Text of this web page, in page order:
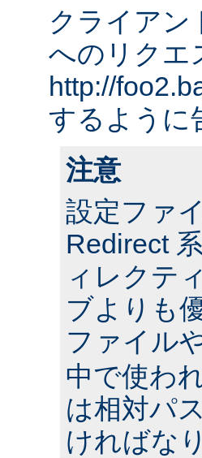
クライアン
へのリクエ
http://
するように
注意
設定ファ
Redirect
ィレクテ
ブよりも
ファイル
中で使わ
は相対パ
ければな